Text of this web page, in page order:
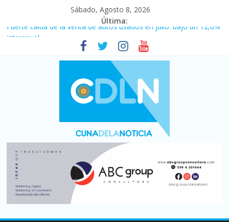
Sábado, Agosto 8, 2026
Última:
Fuerte caída de la venta de autos usados en julio: bajó un 12,6%
Central venció 1 a 0 al River de Coudet en el Monumental
La morosidad alcanzó su nivel más alto en dos décadas y ya
afecta a 400 mil deudores en Santa Fe
Desde que asumió Milei cerraron 41.000 kioscos: el sector
denuncia crisis como en 2001
Vacaciones de invierno con más movimiento y consumo
turístico: 4,6 millones de personas viajaron por el país, un 5,9%